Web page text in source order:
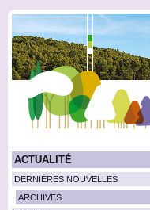
ACTUALITÉ
DERNIÈRES NOUVELLES
ARCHIVES